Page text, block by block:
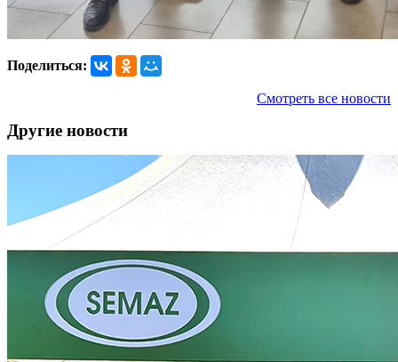
Поделиться:
Смотреть все новости
Другие новости